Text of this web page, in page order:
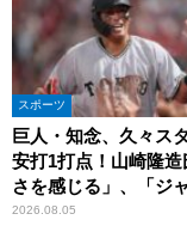
スポーツ
巨人・知念、久々ス
安打1打点！山崎隆造
さを感じる」、「ジ
ツには少ないタイプ」
2026.08.05